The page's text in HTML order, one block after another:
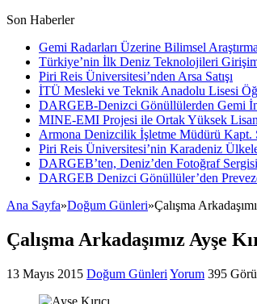
Son Haberler
Gemi Radarları Üzerine Bilimsel Araştırma
Türkiye’nin İlk Deniz Teknolojileri
Piri Reis Üniversitesi’nden Arsa Satışı
İTÜ Mesleki ve Teknik Anadolu Lisesi
DARGEB-Denizci Gönüllülerden Gemi
MINE-EMI Projesi ile Ortak Yüksek
Armona Denizcilik İşletme Müdürü Kapt.
Piri Reis Üniversitesi’nin Karadeniz
DARGEB’ten, Deniz’den Fotoğraf Sergisi
DARGEB Denizci Gönüllüler’den
Ana Sayfa»Doğum Günleri»Çalışma
Çalışma Arkadaşımız Ayşe
13 Mayıs 2015 Doğum Günleri Yorum 395